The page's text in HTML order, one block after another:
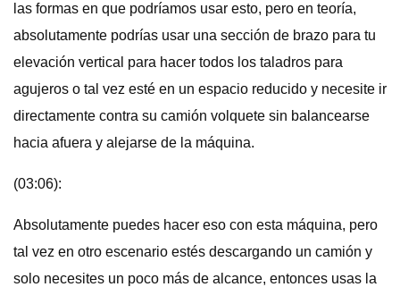
las formas en que podríamos usar esto, pero en teoría,
absolutamente podrías usar una sección de brazo para tu
elevación vertical para hacer todos los taladros para
agujeros o tal vez esté en un espacio reducido y necesite ir
directamente contra su camión volquete sin balancearse
hacia afuera y alejarse de la máquina.
(03:06):
Absolutamente puedes hacer eso con esta máquina, pero
tal vez en otro escenario estés descargando un camión y
solo necesites un poco más de alcance, entonces usas la